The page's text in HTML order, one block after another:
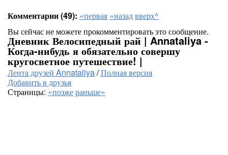
Комментарии (49): «первая «назадвверх^
Вы сейчас не можете прокомментировать это сообщение.
Дневник Велосипедный рай | Annataliya -
Когда-нибудь я обязательно совершу
кругосветное путешествие! |
Лента друзей Annataliya/Полная версия
Добавить в друзья
Страницы: «позжераньше»